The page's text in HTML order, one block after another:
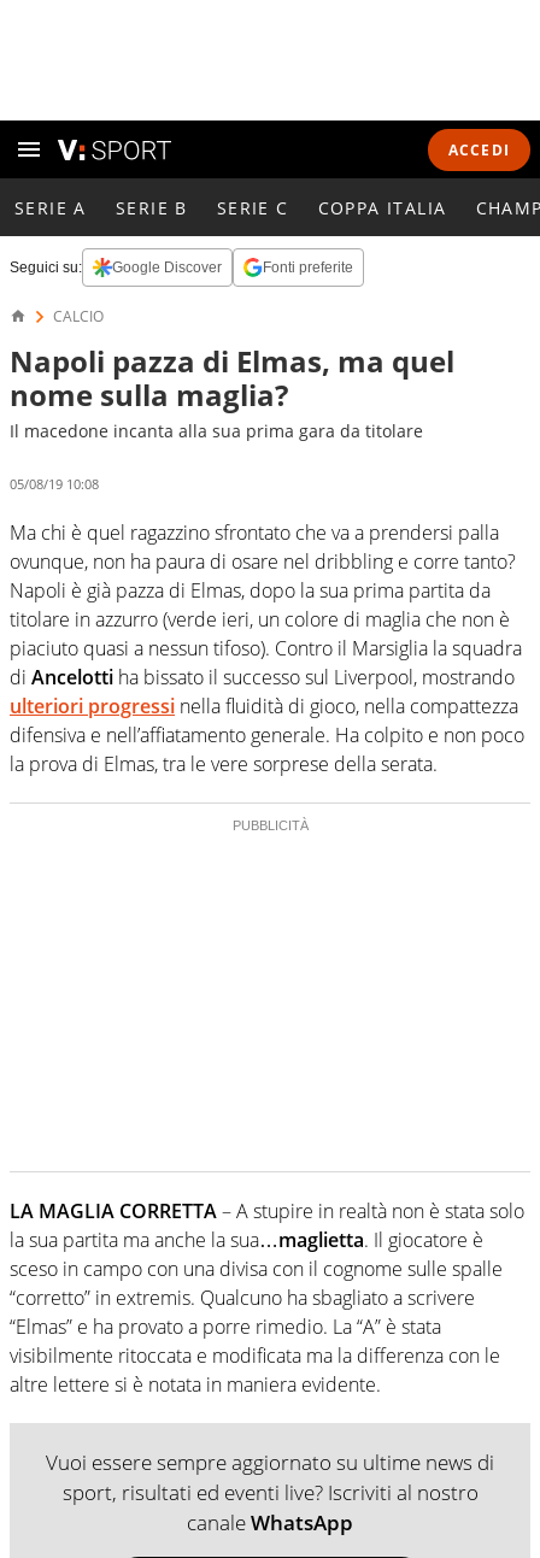
ACCEDI
SERIE A SERIE B SERIE C COPPA ITALIA
Seguici su: Google Discover Fonti preferite
CALCIO
Napoli pazza di Elmas, ma quel
nome sulla maglia?
Il macedone incanta alla sua prima gara da titolare
05/08/19 10:08
Ma chi è quel ragazzino sfrontato che va a prendersi palla
ovunque, non ha paura di osare nel dribbling e corre tanto?
Napoli è già pazza di Elmas, dopo la sua prima partita da
titolare in azzurro (verde ieri, un colore di maglia che non è
piaciuto quasi a nessun tifoso). Contro il Marsiglia la squadra
di Ancelotti ha bissato il successo sul Liverpool, mostrando
ulteriori progressi nella fluidità di gioco, nella compattezza
difensiva e nell’affiatamento generale. Ha colpito e non poco
la prova di Elmas, tra le vere sorprese della serata.
LA MAGLIA CORRETTA– A stupire in realtà non è stata solo
la sua partita ma anche la sua…maglietta. Il giocatore è
sceso in campo con una divisa con il cognome sulle spalle
“corretto” in extremis. Qualcuno ha sbagliato a scrivere
“Elmas” e ha provato a porre rimedio. La “A” è stata
visibilmente ritoccata e modificata ma la differenza con le
altre lettere si è notata in maniera evidente.
Vuoi essere sempre aggiornato su ultime news di
sport, risultati ed eventi live? Iscriviti al nostro
canaleWhatsApp